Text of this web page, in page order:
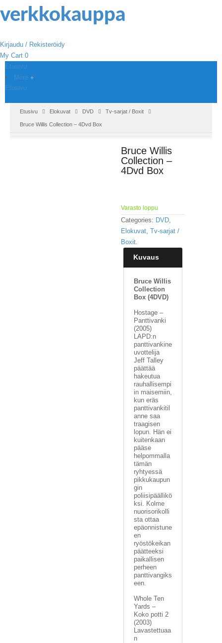
Kirjaudu / Rekisteröidy
My Cart 0
Etusivu
More
Etusivu
Etusivu Elokuvat DVD Tv-sarjat / Boxit
Bruce Willis Collection – 4Dvd Box
Bruce Willis
Collection –
4Dvd Box
Varasto loppu
Categories: DVD,
Elokuvat, Tv-sarjat /
Boxit.
Kuvaus
Bruce Willis
Collection
Box (4DVD)
Hostage –
Panttivanki
(2005)
LAPD:n
panttivankine
uvottelija
Jeff Talley
päättää
hakeutua
rauhallisempi
in maisemiin,
kun eräs
panttivankitil
anne saa
traagisen
lopun. Hän ei
kuitenkaan
pääse
helpommalla
tämän
ryhtyessä
pikkukaupun
gin
poliisipäällikö
ksi. Kolme
nuorisorikolli
sta ottaa
epäonnistune
en
ryöstökeikan
päätteeksi
paikallisen
perheen
panttivangiks
een.
Whole Ten
Yards –
Koko potti 2
(2003)
Lavastettuaa
n